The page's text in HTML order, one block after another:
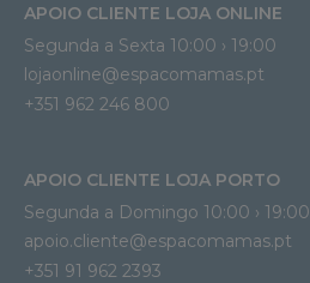
APOIO CLIENTE LOJA ONLINE
Segunda a Sexta 10:00 › 19:00
lojaonline@espacomamas.pt
+351 962 246 800
APOIO CLIENTE LOJA PORTO
Segunda a Domingo 10:00 › 19:00
apoio.cliente@espacomamas.pt
+351 91 962 2393